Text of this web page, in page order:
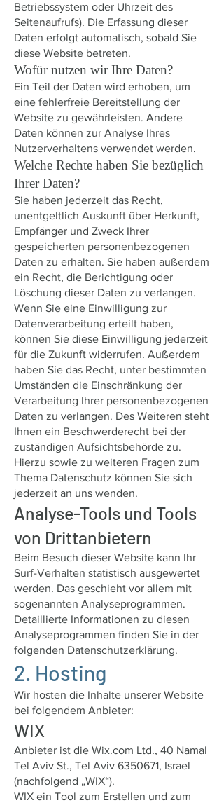
Betriebssystem oder Uhrzeit des
Seitenaufrufs). Die Erfassung dieser
Daten erfolgt automatisch, sobald Sie
diese Website betreten.
Wofür nutzen wir Ihre Daten?
Ein Teil der Daten wird erhoben, um
eine fehlerfreie Bereitstellung der
Website zu gewährleisten. Andere
Daten können zur Analyse Ihres
Nutzerverhaltens verwendet werden.
Welche Rechte haben Sie bezüglich
Ihrer Daten?
Sie haben jederzeit das Recht,
unentgeltlich Auskunft über Herkunft,
Empfänger und Zweck Ihrer
gespeicherten personenbezogenen
Daten zu erhalten. Sie haben außerdem
ein Recht, die Berichtigung oder
Löschung dieser Daten zu verlangen.
Wenn Sie eine Einwilligung zur
Datenverarbeitung erteilt haben,
können Sie diese Einwilligung jederzeit
für die Zukunft widerrufen. Außerdem
haben Sie das Recht, unter bestimmten
Umständen die Einschränkung der
Verarbeitung Ihrer personenbezogenen
Daten zu verlangen. Des Weiteren steht
Ihnen ein Beschwerderecht bei der
zuständigen Aufsichtsbehörde zu.
Hierzu sowie zu weiteren Fragen zum
Thema Datenschutz können Sie sich
jederzeit an uns wenden.
Analyse-Tools und Tools
von Dritt­anbietern
Beim Besuch dieser Website kann Ihr
Surf-Verhalten statistisch ausgewertet
werden. Das geschieht vor allem mit
sogenannten Analyseprogrammen.
Detaillierte Informationen zu diesen
Analyseprogrammen finden Sie in der
folgenden Datenschutzerklärung.
2. Hosting
Wir hosten die Inhalte unserer Website
bei folgendem Anbieter:
WIX
Anbieter ist die Wix.com Ltd., 40 Namal
Tel Aviv St., Tel Aviv 6350671, Israel
(nachfolgend „WIX“).
WIX ein Tool zum Erstellen und zum